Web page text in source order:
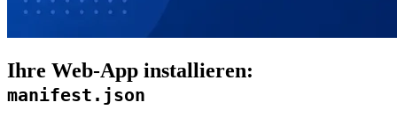
Ihre Web-App installieren:
manifest.json